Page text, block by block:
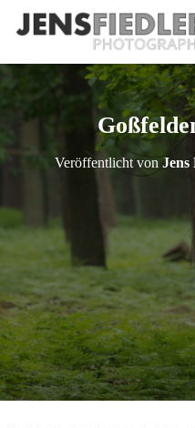
Veröffentlicht von Jens